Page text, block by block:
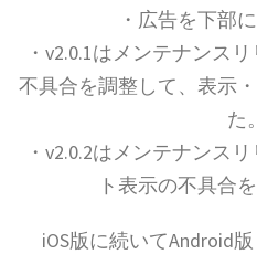
・広告を下部
・v2.0.1はメンテナンス
不具合を調整して、表示
た。
・v2.0.2はメンテナンス
ト表示の不具合
iOS版に続いてAndroid